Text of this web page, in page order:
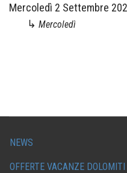
Mercoledì 2 Settembre
↳ Mercoledì
NEWS
OFFERTE VACANZE